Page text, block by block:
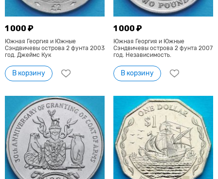
1 000 ₽
Южная Георгия и Южные
Сэндвичевы острова 2 фунта 2003
год. Джеймс Кук
В корзину
1 000 ₽
Южная Георгия и Южные
Сэндвичевы острова 2 фунта 2007
год. Независимость.
В корзину